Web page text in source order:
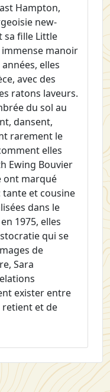
Hampton,
new-
sa fille Little
immense manoir
elles
avec des
ratons laveurs.
du sol au
dansent,
rarement le
elles
Ewing Bouvier
ont marqué
tante et cousine
dans le
en 1975, elles
qui se
de
Sara
exister entre
retient et de